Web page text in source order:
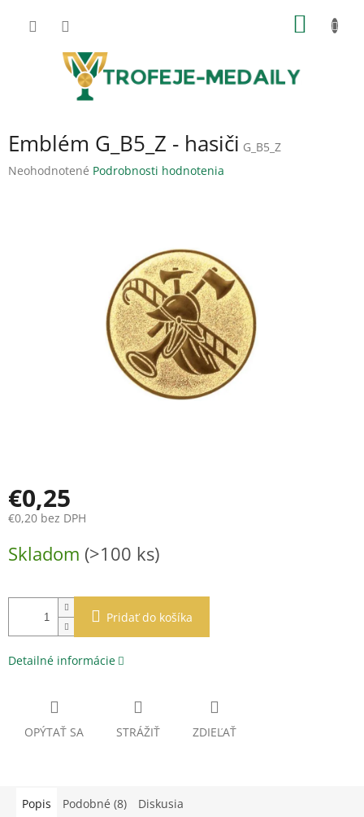
Emblém G_B5_Z - hasiči G_B5_Z
Priemerné
Neohodnotené Podrobnosti hodnotenia
€0,25
€0,20 bez DPH
cena:
Skladom (>100 ks)
Pridať do košíka
Detailné informácie
OPÝTAŤ SA STRÁŽIŤ ZDIEĽAŤ
Popis Podobné (8) Diskusia